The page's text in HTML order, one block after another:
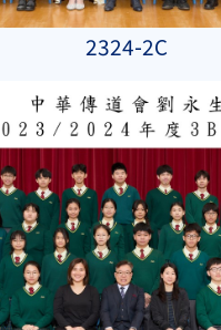
2324-2C